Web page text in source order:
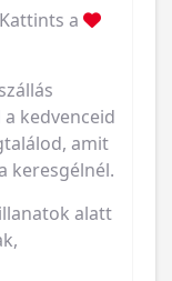
a
kedvenceid
amit
keresgélnél.
alatt